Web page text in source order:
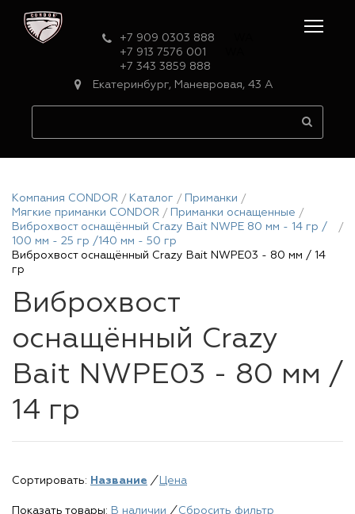
+7 909 0303 888
+7 913 7576 001
+7 343 3859 888
Екатеринбург, Маневровая, 43 А
Компания CONDOR Каталог
Приманки
Мягкие приманки CONDOR
Приманки оснащенные
Виброхвост оснащённый Crazy Bait NWPE 80 мм - 14 гр /
100 мм - 25 гр /140 мм - 50 гр
Виброхвост оснащённый Crazy Bait NWPE03 - 80 мм / 14
гр
Виброхвост
оснащённый Crazy
Bait NWPE03 - 80 мм /
14 гр
Сортировать: Название / Цена
Показать товары: В наличии / Сбросить фильтр